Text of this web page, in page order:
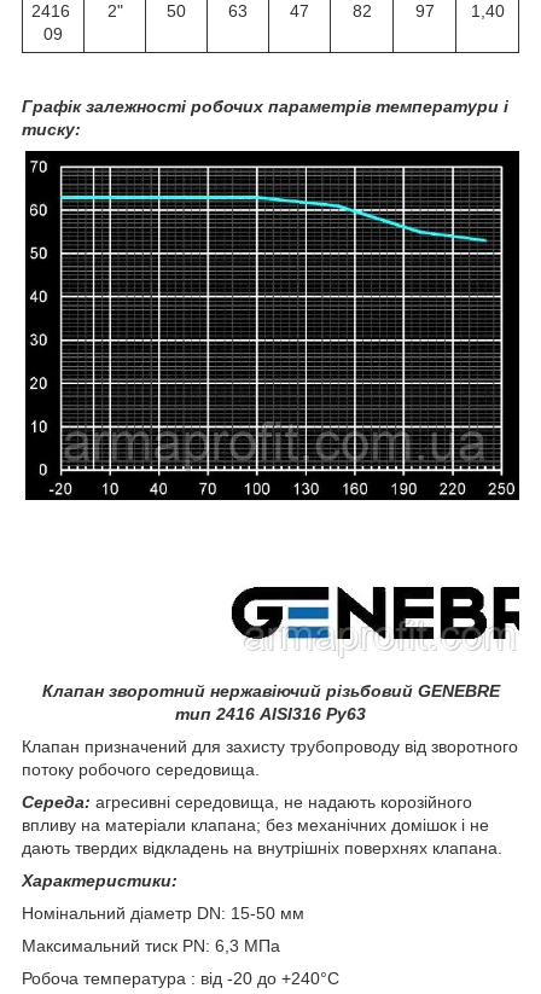
2416
09
2" 50 63 47 82 97 1,40
Графік залежності робочих параметрів температури і
тиску:
Клапан зворотний нержавіючий різьбовий GENEBRE
тип 2416 AISI316 Ру63
Клапан призначений для захисту трубопроводу від зворотного
потоку робочого середовища.
Середа: агресивні середовища, не надають корозійного
впливу на матеріали клапана; без механічних домішок і не
дають твердих відкладень на внутрішніх поверхнях клапана.
Характеристики:
Номінальний діаметр DN: 15-50 мм
Максимальний тиск PN: 6,3 МПа
Робоча температура : від -20 до +240°С